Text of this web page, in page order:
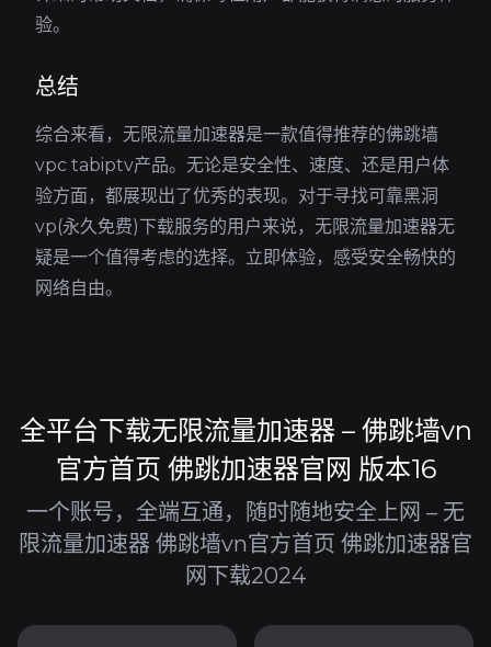
验。
总结
综合来看，无限流量加速器是一款值得推荐的佛跳墙
vpc tabiptv产品。无论是安全性、速度、还是用户体
验方面，都展现出了优秀的表现。对于寻找可靠黑洞
vp(永久免费)下载服务的用户来说，无限流量加速器无
疑是一个值得考虑的选择。立即体验，感受安全畅快的
网络自由。
全平台下载无限流量加速器 – 佛跳墙vn
官方首页 佛跳加速器官网 版本16
一个账号，全端互通，随时随地安全上网 – 无
限流量加速器 佛跳墙vn官方首页 佛跳加速器官
网下载2024